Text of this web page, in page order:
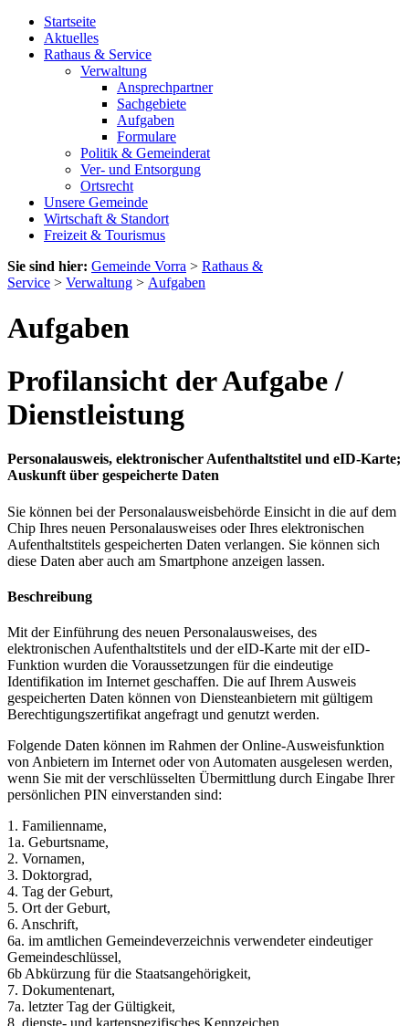
Startseite
Aktuelles
Rathaus & Service
Verwaltung
Ansprechpartner
Sachgebiete
Aufgaben
Formulare
Politik & Gemeinderat
Ver- und Entsorgung
Ortsrecht
Unsere Gemeinde
Wirtschaft & Standort
Freizeit & Tourismus
Sie sind hier: Gemeinde Vorra > Rathaus &
Service > Verwaltung > Aufgaben
Aufgaben
Profilansicht der Aufgabe /
Dienstleistung
Personalausweis, elektronischer Aufenthaltstitel und eID-Karte;
Auskunft über gespeicherte Daten
Sie können bei der Personalausweisbehörde Einsicht in die auf dem
Chip Ihres neuen Personalausweises oder Ihres elektronischen
Aufenthaltstitels gespeicherten Daten verlangen. Sie können sich
diese Daten aber auch am Smartphone anzeigen lassen.
Beschreibung
Mit der Einführung des neuen Personalausweises, des
elektronischen Aufenthaltstitels und der eID-Karte mit der eID-
Funktion wurden die Voraussetzungen für die eindeutige
Identifikation im Internet geschaffen. Die auf Ihrem Ausweis
gespeicherten Daten können von Diensteanbietern mit gültigem
Berechtigungszertifikat angefragt und genutzt werden.
Folgende Daten können im Rahmen der Online-Ausweisfunktion
von Anbietern im Internet oder von Automaten ausgelesen werden,
wenn Sie mit der verschlüsselten Übermittlung durch Eingabe Ihrer
persönlichen PIN einverstanden sind:
1. Familienname,
1a. Geburtsname,
2. Vornamen,
3. Doktorgrad,
4. Tag der Geburt,
5. Ort der Geburt,
6. Anschrift,
6a. im amtlichen Gemeindeverzeichnis verwendeter eindeutiger
Gemeindeschlüssel,
6b Abkürzung für die Staatsangehörigkeit,
7. Dokumentenart,
7a. letzter Tag der Gültigkeit,